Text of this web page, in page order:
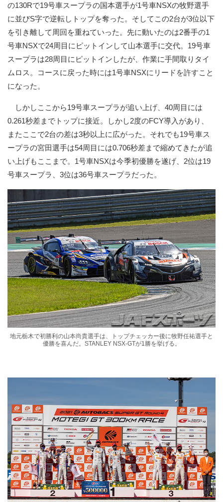
の130Rで19号車スープラの国本選手が1号車NSXの牧野選手
に並びS字で逆転しトップを奪った。そしてこの2台が3位以下
を引き離して周回を重ねていった。先に動いたのは2番手の1
号車NSXで24周目にピットインして山本選手に交代。19号車
スープラは28周目にピットインしたが、作業に手間取りタイ
ムロス。コースに戻った時には1号車NSXにリードを許すこと
になった。
しかしここから19号車スープラが追い上げ、40周目には
0.261秒差までトップに接近。しかし2度のFCY導入があり、
またここで2台の差は3秒以上に広がった。それでも19号車ス
ープラの宮田選手は54周目には0.706秒差まで縮めてきたが追
い上げもここまで。1号車NSXは今季初優勝を遂げ、2位は19
号車スープラ、3位は36号車スープラだった。
地元栃木で初勝利の山本尚貴選手は、トップチェッカー後に牧野任祐選手と
優勝を喜んだ。STANLEY NSX-GTが1勝を挙げる。